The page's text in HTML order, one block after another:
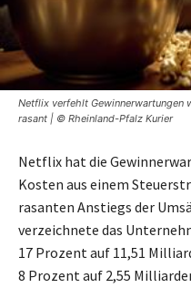
Netflix verfehlt Gewinnerwartungen
rasant | © Rheinland-Pfalz Kurier
Netflix hat die
Kosten aus einem
rasanten Anstiegs der
verzeichnete das
17 Prozent auf 11,51
8 Prozent auf 2,55